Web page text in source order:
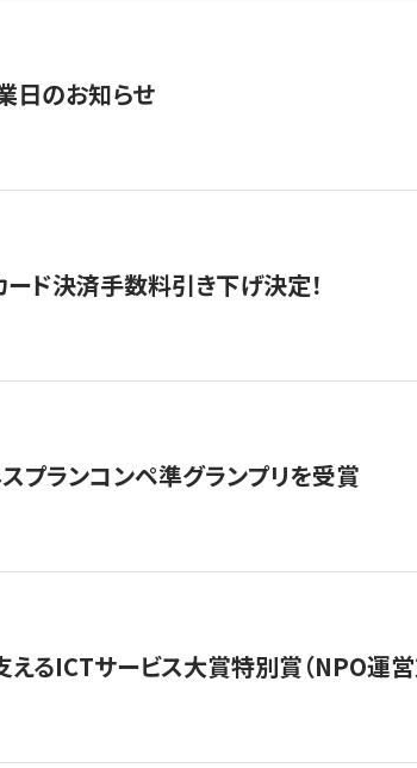
日のお知らせ
ド決済手数料引き下げ決定！
プランコンペ準グランプリを受賞
るICTサービス大賞特別賞（NPO運